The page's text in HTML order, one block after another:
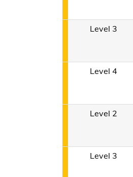
Level 3
Level 4
Level 2
Level 3